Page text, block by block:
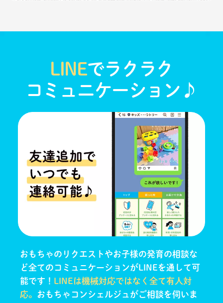
LINEでラクラク
コミュニケーション♪
おもちゃのリクエストやお子様の発育の相談な
ど全てのコミュニケーションがLINEを通して可
能です！ LINEは機械対応ではなく全て有人対
応。 おもちゃコンシェルジュがご相談を伺いま